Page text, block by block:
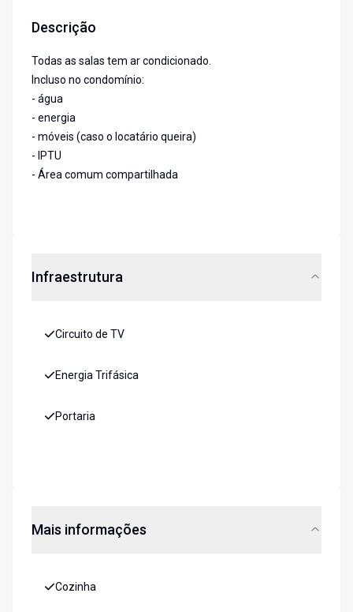
Descrição
Todas as salas tem ar condicionado.
Incluso no condomínio:
- água
- energia
- móveis (caso o locatário queira)
- IPTU
- Área comum compartilhada
Infraestrutura
Circuito de TV
Energia Trifásica
Portaria
Mais informações
Cozinha